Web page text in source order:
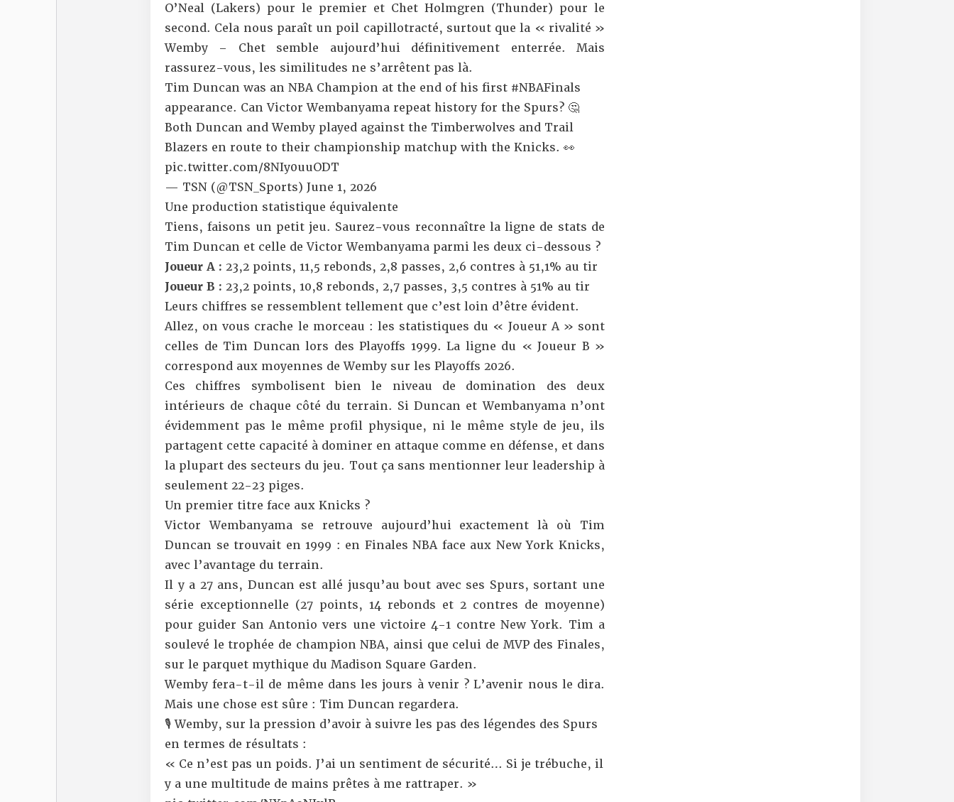
O’Neal (Lakers) pour le premier et Chet Holmgren (Thunder) pour le
second. Cela nous paraît un poil capillotracté, surtout que la « rivalité »
Wemby – Chet semble aujourd’hui définitivement enterrée. Mais
rassurez-vous, les similitudes ne s’arrêtent pas là.
Tim Duncan was an NBA Champion at the end of his first #NBAFinals
appearance. Can Victor Wembanyama repeat history for the Spurs? 🤔
Both Duncan and Wemby played against the Timberwolves and Trail
Blazers en route to their championship matchup with the Knicks. 👀
pic.twitter.com/8NIy0uuODT
— TSN (@TSN_Sports) June 1, 2026
Une production statistique équivalente
Tiens, faisons un petit jeu. Saurez-vous reconnaître la ligne de stats de
Tim Duncan et celle de Victor Wembanyama parmi les deux ci-dessous ?
Joueur A : 23,2 points, 11,5 rebonds, 2,8 passes, 2,6 contres à 51,1% au tir
Joueur B : 23,2 points, 10,8 rebonds, 2,7 passes, 3,5 contres à 51% au tir
Leurs chiffres se ressemblent tellement que c’est loin d’être évident.
Allez, on vous crache le morceau : les statistiques du « Joueur A » sont
celles de Tim Duncan lors des Playoffs 1999. La ligne du « Joueur B »
correspond aux moyennes de Wemby sur les Playoffs 2026.
Ces chiffres symbolisent bien le niveau de domination des deux
intérieurs de chaque côté du terrain. Si Duncan et Wembanyama n’ont
évidemment pas le même profil physique, ni le même style de jeu, ils
partagent cette capacité à dominer en attaque comme en défense, et dans
la plupart des secteurs du jeu. Tout ça sans mentionner leur leadership à
seulement 22-23 piges.
Un premier titre face aux Knicks ?
Victor Wembanyama se retrouve aujourd’hui exactement là où Tim
Duncan se trouvait en 1999 : en Finales NBA face aux New York Knicks,
avec l’avantage du terrain.
Il y a 27 ans, Duncan est allé jusqu’au bout avec ses Spurs, sortant une
série exceptionnelle (27 points, 14 rebonds et 2 contres de moyenne)
pour guider San Antonio vers une victoire 4-1 contre New York. Tim a
soulevé le trophée de champion NBA, ainsi que celui de MVP des Finales,
sur le parquet mythique du Madison Square Garden.
Wemby fera-t-il de même dans les jours à venir ? L’avenir nous le dira.
Mais une chose est sûre : Tim Duncan regardera.
🎙️ Wemby, sur la pression d’avoir à suivre les pas des légendes des Spurs
en termes de résultats :
« Ce n’est pas un poids. J’ai un sentiment de sécurité… Si je trébuche, il
y a une multitude de mains prêtes à me rattraper. »